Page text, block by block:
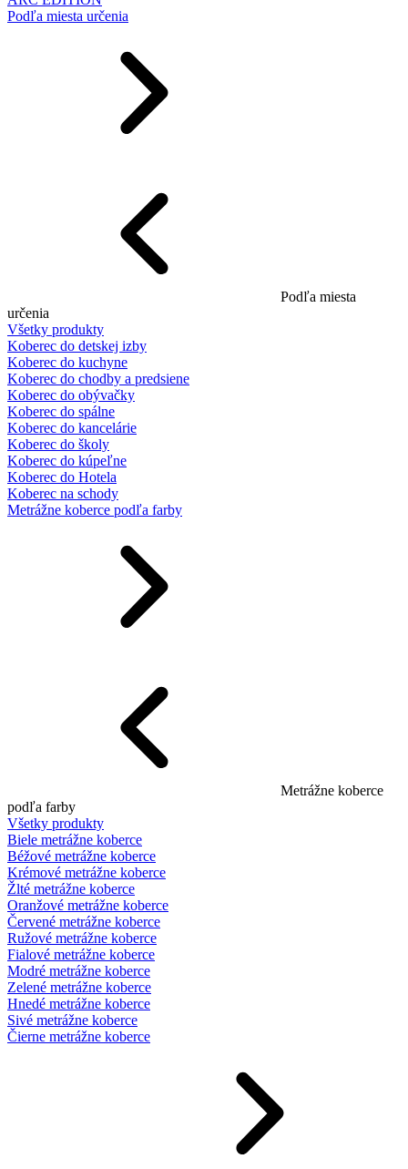
Podľa miesta určenia
Podľa miesta
určenia
Všetky produkty
Koberec do detskej izby
Koberec do kuchyne
Koberec do chodby a predsiene
Koberec do obývačky
Koberec do spálne
Koberec do kancelárie
Koberec do školy
Koberec do kúpeľne
Koberec do Hotela
Koberec na schody
Metrážne koberce podľa farby
Metrážne koberce
podľa farby
Všetky produkty
Biele metrážne koberce
Béžové metrážne koberce
Krémové metrážne koberce
Žlté metrážne koberce
Oranžové metrážne koberce
Červené metrážne koberce
Ružové metrážne koberce
Fialové metrážne koberce
Modré metrážne koberce
Zelené metrážne koberce
Hnedé metrážne koberce
Sivé metrážne koberce
Čierne metrážne koberce